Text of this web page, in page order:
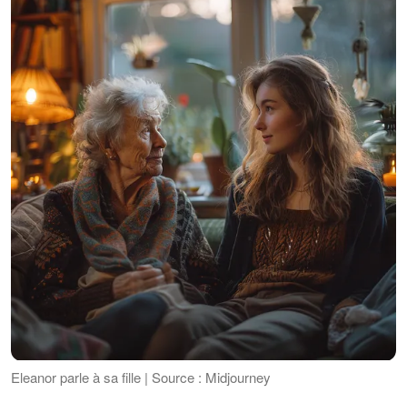
Eleanor parle à sa fille | Source : Midjourney